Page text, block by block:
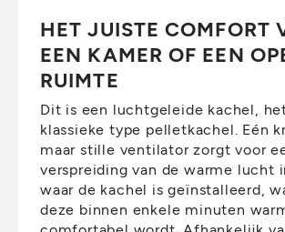
HET JUISTE COMFORT
EEN KAMER OF EEN
RUIMTE
Dit is een luchtgeleide kachel,
klassieke type pelletkachel. Eén
maar stille ventilator zorgt voor
verspreiding van de warme lucht
waar de kachel is geïnstalleerd,
deze binnen enkele minuten
comfortabel wordt. Afhankelijk